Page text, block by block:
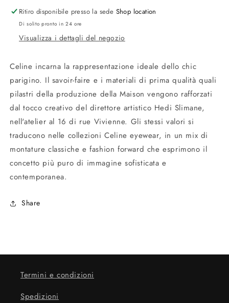
CL40238U
01A
black
CL40238U
01A
black
Ritiro disponibile presso la sede Shop location
Di solito pronto in 24 ore
Visualizza i dettagli del negozio
Celine incarna la rappresentazione ideale dello chic
parigino. Il savoir-faire e i materiali di prima qualità quali
pilastri della produzione della Maison vengono rafforzati
dal tocco creativo del direttore artistico Hedi Slimane,
nell'atelier al 16 di rue Vivienne. Gli stessi valori si
traducono nelle collezioni Celine eyewear, in un mix di
montature classiche e fashion forward che esprimono il
concetto più puro di immagine sofisticata e
contemporanea.
Share
Termini e condizioni
Spedizioni